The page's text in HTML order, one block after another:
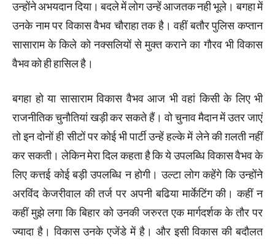
उन्होंने अभयदान दिया। बदले में लोग उन्हें आजतक नही भूले। बगहा में
उनके नाम पर विकास वैभव चौराहा तक है। वहीं बतौर पुलिस कप्तान
सासाराम के किले को नक्सलियों से मुक्त कराने का गौरव भी विकास
वैभव को ही हासिल है।
बगहा हो या सासाराम विकास वैभव आज भी वहां किसी के लिए भी
राजनीतिक चुनौतियां खड़ी कर सकते हैं। वो चुनाव मैदान में उतर जाएं
तो इन दोनों ही सीटों पर कोई भी पार्टी उन्हें हल्के में लेने की ग़लती नहीं
कर सकती। लेकिन मेरा दिल कहता है कि ये उपलब्धि विकास वैभव के
लिए कत्तई कोई बड़ी उपलब्धि न होगी। उल्टा लोग कहेंगे कि उन्होंने
अरविंद केजरीवाल की तर्ज पर अपनी बढिया मार्केटिंग की। कहीं न
कहीं मुझे लगा कि बिहार को उनकी जरुरत एक मार्गदर्शक के तौर पर
ज्यादा है। विकास उनके एजेंडे में है। और इसी विकास की बदौलत